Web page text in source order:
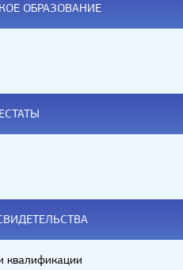
ОБРАЗОВАНИЕ
квалификации